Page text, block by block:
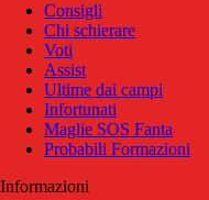
Consigli
Chi schierare
Voti
Assist
Ultime dai campi
Infortunati
Maglie SOS Fanta
Probabili Formazioni
Informazioni